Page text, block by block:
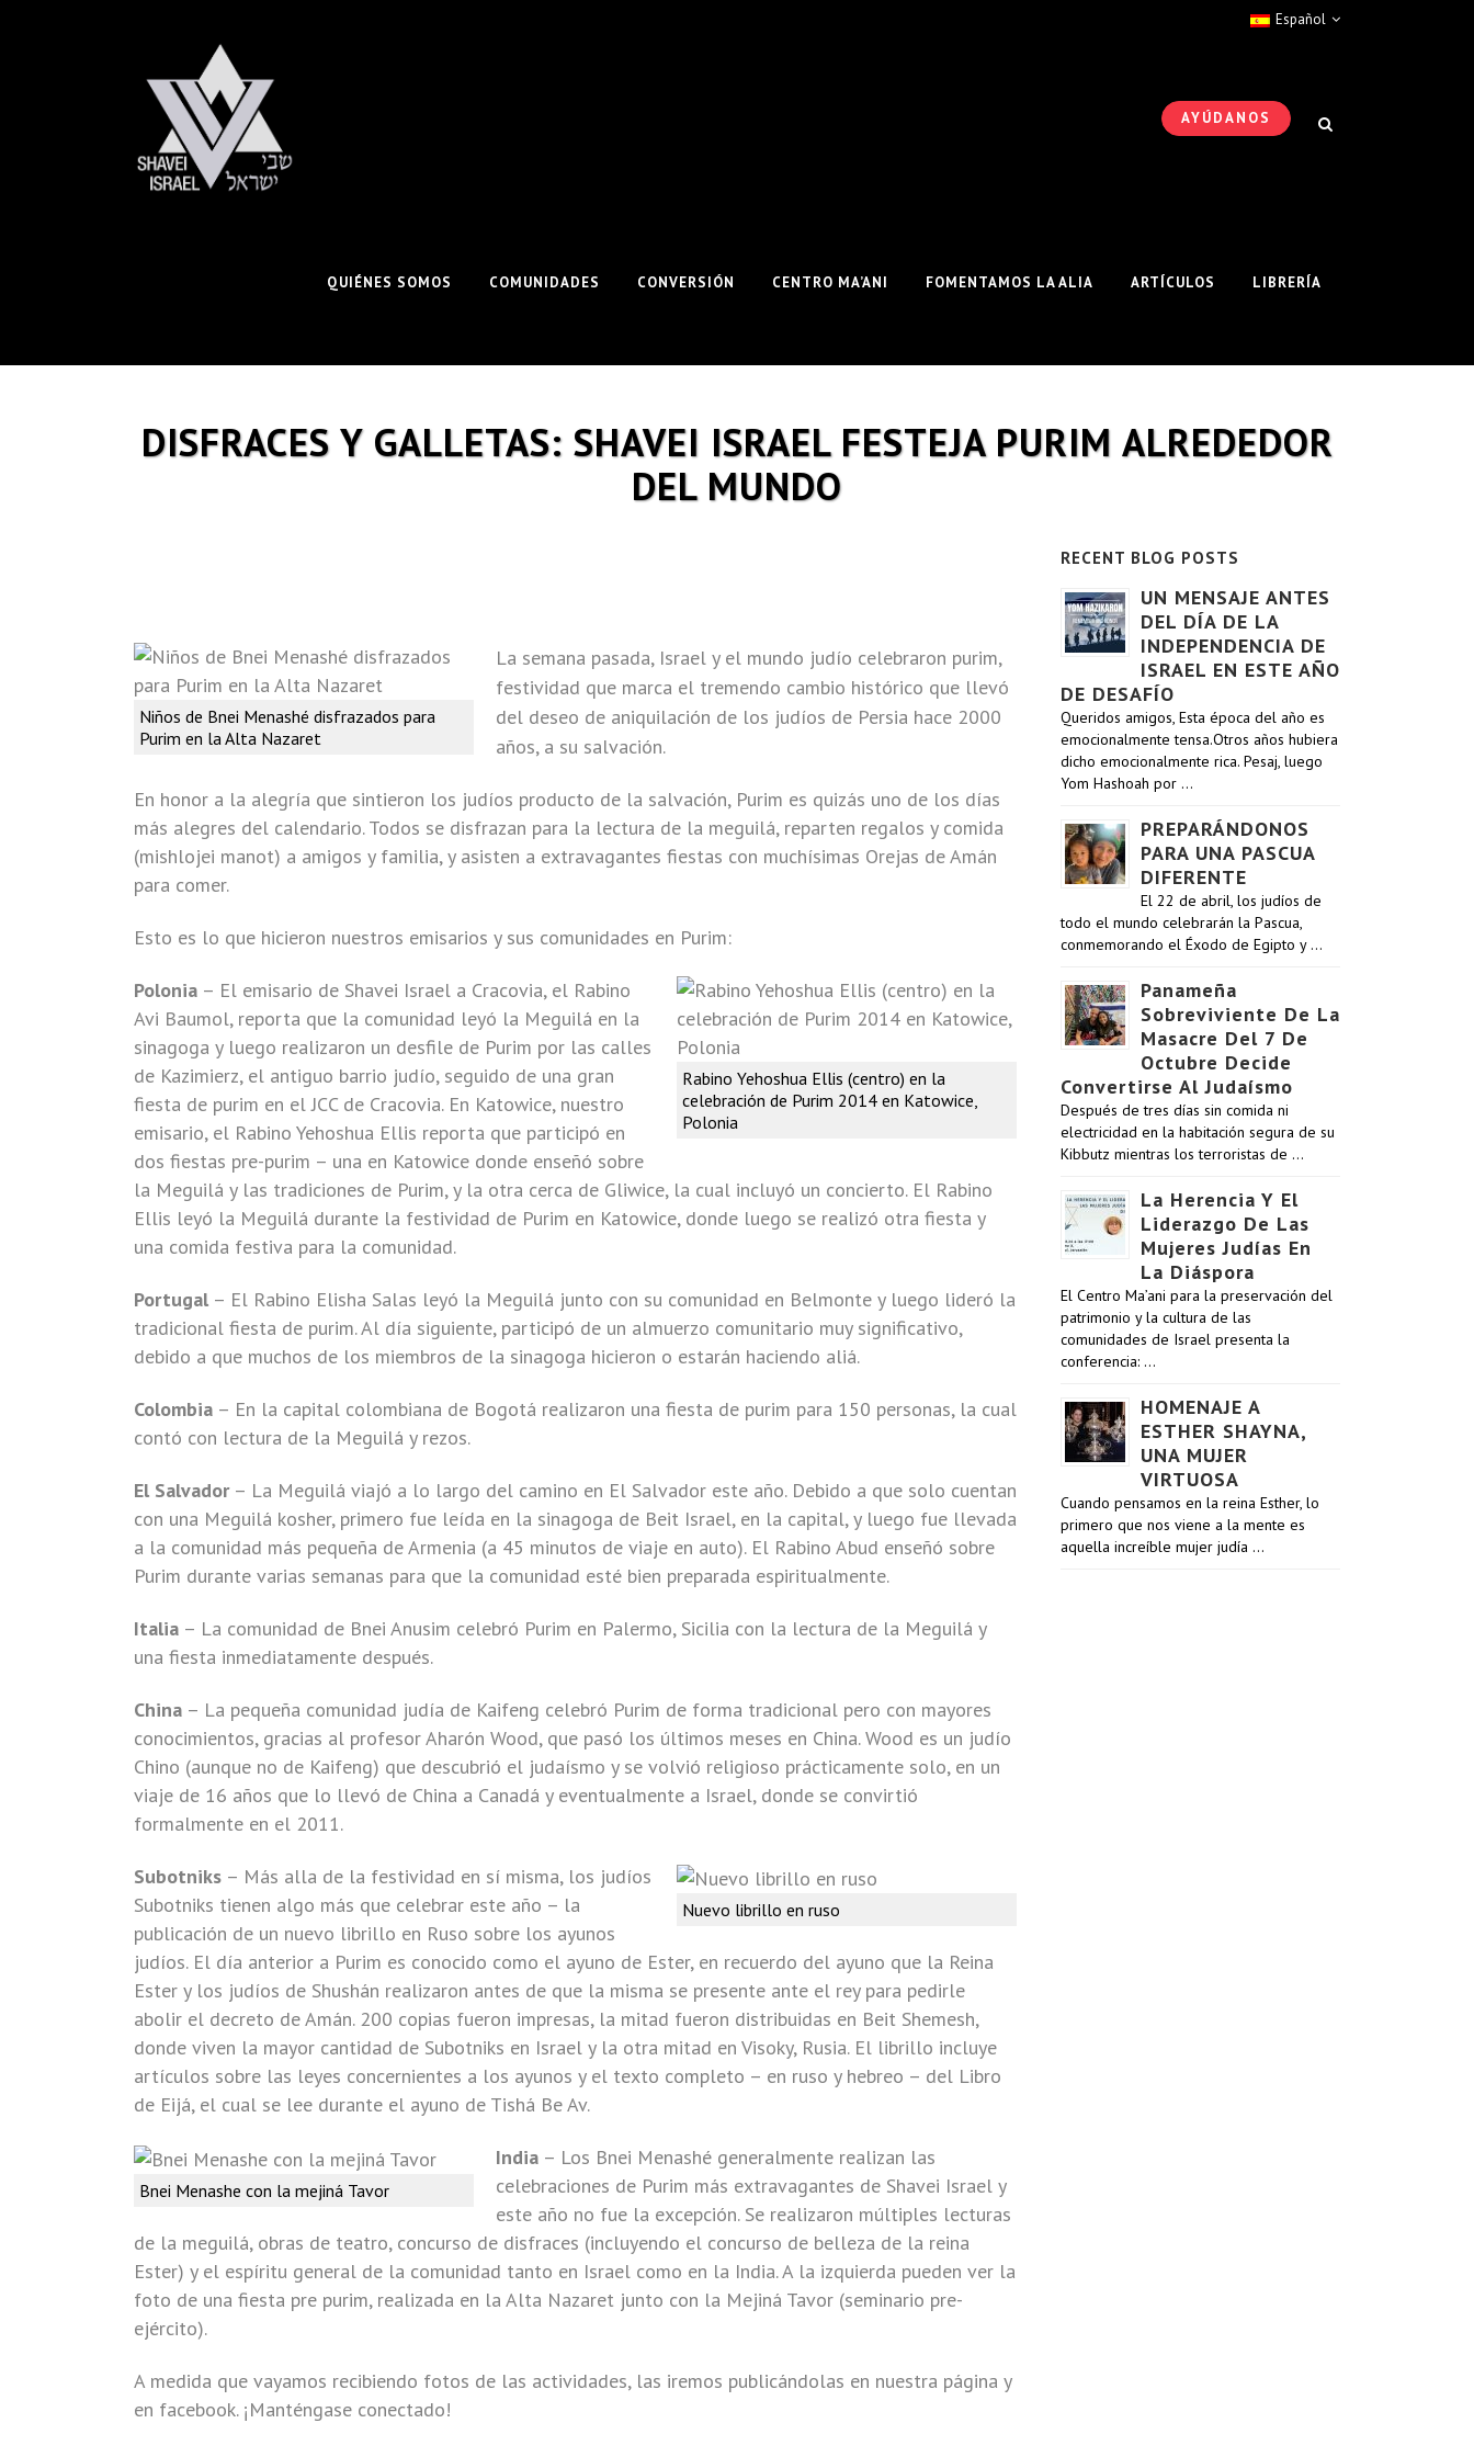
Español
AYÚDANOS
QUIÉNES SOMOS COMUNIDADES CONVERSIÓN CENTRO MA’ANI FOMENTAMOS LA ALIA ARTÍCULOS LIBRERÍA
DISFRACES Y GALLETAS: SHAVEI ISRAEL FESTEJA PURIM ALREDEDOR
DEL MUNDO
Niños de Bnei Menashé disfrazados para
Purim en la Alta Nazaret
La semana pasada, Israel y el mundo judío celebraron purim,
festividad que marca el tremendo cambio histórico que llevó
del deseo de aniquilación de los judíos de Persia hace 2000
años, a su salvación.
En honor a la alegría que sintieron los judíos producto de la salvación, Purim es quizás uno de los días
más alegres del calendario. Todos se disfrazan para la lectura de la meguilá, reparten regalos y comida
(mishlojei manot) a amigos y familia, y asisten a extravagantes fiestas con muchísimas Orejas de Amán
para comer.
Esto es lo que hicieron nuestros emisarios y sus comunidades en Purim:
Rabino Yehoshua Ellis (centro) en la
celebración de Purim 2014 en Katowice,
Polonia
Polonia – El emisario de Shavei Israel a Cracovia, el Rabino
Avi Baumol, reporta que la comunidad leyó la Meguilá en la
sinagoga y luego realizaron un desfile de Purim por las calles
de Kazimierz, el antiguo barrio judío, seguido de una gran
fiesta de purim en el JCC de Cracovia. En Katowice, nuestro
emisario, el Rabino Yehoshua Ellis reporta que participó en
dos fiestas pre-purim – una en Katowice donde enseñó sobre
la Meguilá y las tradiciones de Purim, y la otra cerca de Gliwice, la cual incluyó un concierto. El Rabino
Ellis leyó la Meguilá durante la festividad de Purim en Katowice, donde luego se realizó otra fiesta y
una comida festiva para la comunidad.
Portugal – El Rabino Elisha Salas leyó la Meguilá junto con su comunidad en Belmonte y luego lideró la
tradicional fiesta de purim. Al día siguiente, participó de un almuerzo comunitario muy significativo,
debido a que muchos de los miembros de la sinagoga hicieron o estarán haciendo aliá.
Colombia – En la capital colombiana de Bogotá realizaron una fiesta de purim para 150 personas, la cual
contó con lectura de la Meguilá y rezos.
El Salvador– La Meguilá viajó a lo largo del camino en El Salvador este año. Debido a que solo cuentan
con una Meguilá kosher, primero fue leída en la sinagoga de Beit Israel, en la capital, y luego fue llevada
a la comunidad más pequeña de Armenia (a 45 minutos de viaje en auto). El Rabino Abud enseñó sobre
Purim durante varias semanas para que la comunidad esté bien preparada espiritualmente.
Italia – La comunidad de Bnei Anusim celebró Purim en Palermo, Sicilia con la lectura de la Meguilá y
una fiesta inmediatamente después.
China – La pequeña comunidad judía de Kaifeng celebró Purim de forma tradicional pero con mayores
conocimientos, gracias al profesor Aharón Wood, que pasó los últimos meses en China. Wood es un judío
Chino (aunque no de Kaifeng) que descubrió el judaísmo y se volvió religioso prácticamente solo, en un
viaje de 16 años que lo llevó de China a Canadá y eventualmente a Israel, donde se convirtió
formalmente en el 2011.
Nuevo librillo en ruso
Subotniks – Más alla de la festividad en sí misma, los judíos
Subotniks tienen algo más que celebrar este año – la
publicación de un nuevo librillo en Ruso sobre los ayunos
judíos. El día anterior a Purim es conocido como el ayuno de Ester, en recuerdo del ayuno que la Reina
Ester y los judíos de Shushán realizaron antes de que la misma se presente ante el rey para pedirle
abolir el decreto de Amán. 200 copias fueron impresas, la mitad fueron distribuidas en Beit Shemesh,
donde viven la mayor cantidad de Subotniks en Israel y la otra mitad en Visoky, Rusia. El librillo incluye
artículos sobre las leyes concernientes a los ayunos y el texto completo – en ruso y hebreo – del Libro
de Eijá, el cual se lee durante el ayuno de Tishá Be Av.
Bnei Menashe con la mejiná Tavor
India – Los Bnei Menashé generalmente realizan las
celebraciones de Purim más extravagantes de Shavei Israel y
este año no fue la excepción. Se realizaron múltiples lecturas
de la meguilá, obras de teatro, concurso de disfraces (incluyendo el concurso de belleza de la reina
Ester) y el espíritu general de la comunidad tanto en Israel como en la India. A la izquierda pueden ver la
foto de una fiesta pre purim, realizada en la Alta Nazaret junto con la Mejiná Tavor (seminario pre-
ejército).
A medida que vayamos recibiendo fotos de las actividades, las iremos publicándolas en nuestra página y
en facebook. ¡Manténgase conectado!
RECENT BLOG POSTS
UN MENSAJE ANTES
DEL DÍA DE LA
INDEPENDENCIA DE
ISRAEL EN ESTE AÑO
DE DESAFÍO
Queridos amigos, Esta época del año es
emocionalmente tensa.Otros años hubiera
dicho emocionalmente rica. Pesaj, luego
Yom Hashoah por …
PREPARÁNDONOS
PARA UNA PASCUA
DIFERENTE
El 22 de abril, los judíos de
todo el mundo celebrarán la Pascua,
conmemorando el Éxodo de Egipto y …
Panameña
Sobreviviente De La
Masacre Del 7 De
Octubre Decide
Convertirse Al Judaísmo
Después de tres días sin comida ni
electricidad en la habitación segura de su
Kibbutz mientras los terroristas de …
La Herencia Y El
Liderazgo De Las
Mujeres Judías En
La Diáspora
El Centro Ma’ani para la preservación del
patrimonio y la cultura de las
comunidades de Israel presenta la
conferencia: …
HOMENAJE A
ESTHER SHAYNA,
UNA MUJER
VIRTUOSA
Cuando pensamos en la reina Esther, lo
primero que nos viene a la mente es
aquella increíble mujer judía …